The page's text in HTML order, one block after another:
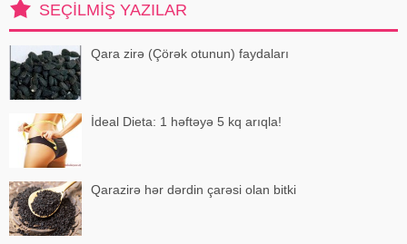
Mərkəzini
SEÇILMIŞ YAZILAR
Qara zirə (Çörək otunun) faydaları
İdeal Dieta: 1 həftəyə 5 kq arıqla!
Qarazirə hər dərdin çarəsi olan bitki